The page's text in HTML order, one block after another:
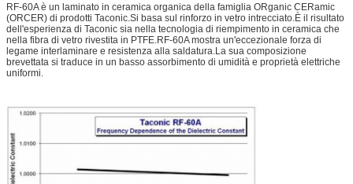
RF-60A è un laminato in ceramica organica della famiglia ORganic CERamic
(ORCER) di prodotti Taconic.Si basa sul rinforzo in vetro intrecciato.È il risultato
dell'esperienza di Taconic sia nella tecnologia di riempimento in ceramica che
nella fibra di vetro rivestita in PTFE.RF-60A mostra un'eccezionale forza di
legame interlaminare e resistenza alla saldatura.La sua composizione
brevettata si traduce in un basso assorbimento di umidità e proprietà elettriche
uniformi.